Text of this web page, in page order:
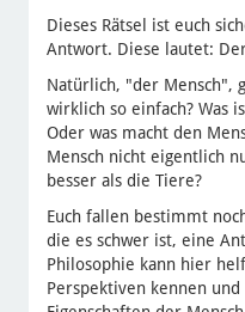
Dieses Rätsel ist euch
Antwort. Diese lautet:
Natürlich, "der Mensch",
wirklich so einfach? Was
Oder was macht den
Mensch nicht eigentlich
besser als die Tiere?
Euch fallen bestimmt
die es schwer ist, eine
Philosophie kann hier
Perspektiven kennen